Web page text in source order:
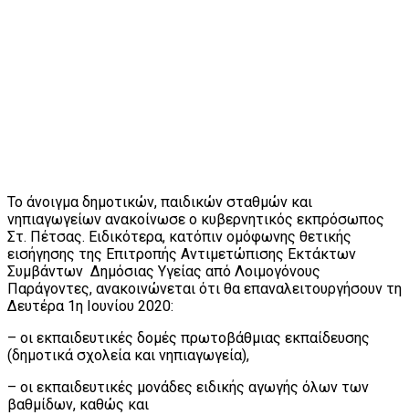
Το άνοιγμα δημοτικών, παιδικών σταθμών και
νηπιαγωγείων ανακοίνωσε ο κυβερνητικός εκπρόσωπος
Στ. Πέτσας. Ειδικότερα, κατόπιν ομόφωνης θετικής
εισήγησης της Επιτροπής Αντιμετώπισης Εκτάκτων
Συμβάντων Δημόσιας Υγείας από Λοιμογόνους
Παράγοντες, ανακοινώνεται ότι θα επαναλειτουργήσουν τη
Δευτέρα 1η Ιουνίου 2020:
– οι εκπαιδευτικές δομές πρωτοβάθμιας εκπαίδευσης
(δημοτικά σχολεία και νηπιαγωγεία),
– οι εκπαιδευτικές μονάδες ειδικής αγωγής όλων των
βαθμίδων, καθώς και